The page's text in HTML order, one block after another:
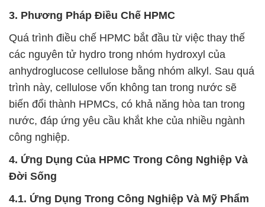
3. Phương Pháp Điều Chế HPMC
Quá trình điều chế HPMC bắt đầu từ việc thay thế
các nguyên tử hydro trong nhóm hydroxyl của
anhydroglucose cellulose bằng nhóm alkyl. Sau quá
trình này, cellulose vốn không tan trong nước sẽ
biến đổi thành HPMCs, có khả năng hòa tan trong
nước, đáp ứng yêu cầu khắt khe của nhiều ngành
công nghiệp.
4. Ứng Dụng Của HPMC Trong Công Nghiệp Và
Đời Sống
4.1. Ứng Dụng Trong Công Nghiệp Và Mỹ Phẩm